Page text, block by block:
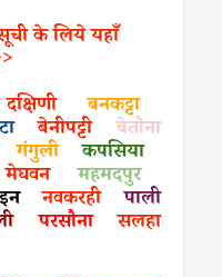
के लिये यहाँ
बनकट्टा
बेनीपट्टीबेतौना
गंगुली कपसिया
मेघवन महमदपुर
नवकरहीपाली
परसौना सलहा